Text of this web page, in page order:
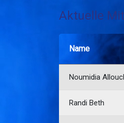
Aktuelle
Name
Noumidia
Randi Beth